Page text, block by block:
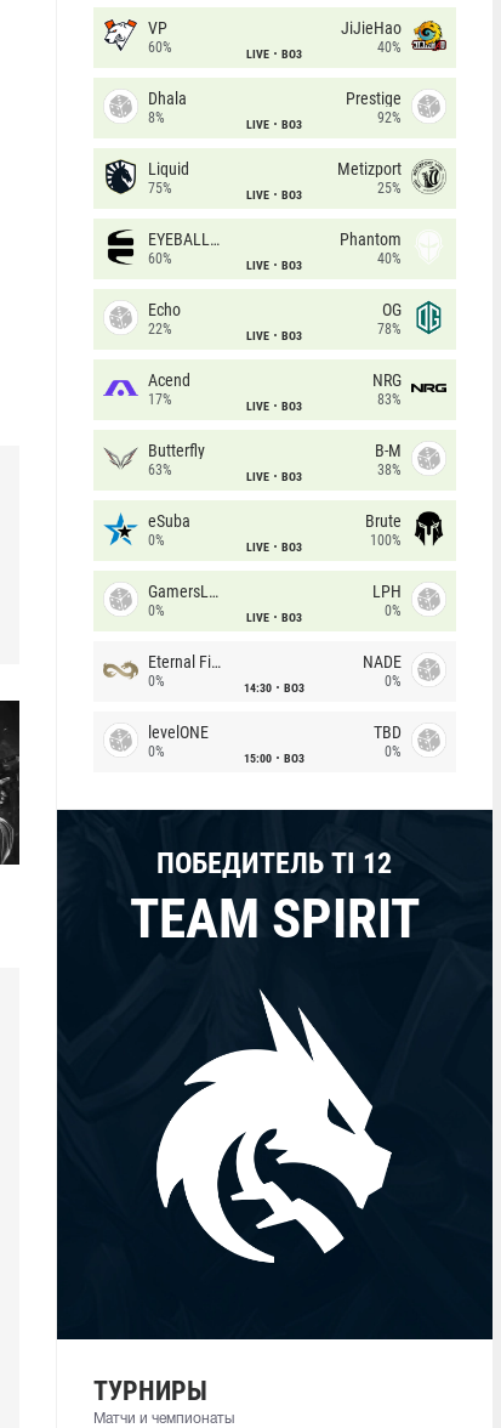
VP
60% LIVE BO3
JiJieHao
40%
Dhala
8% LIVE BO3
Prestige
92%
Liquid
75% LIVE BO3
Metizport
25%
EYEBALLERS
60% LIVE BO3
Phantom
40%
Echo
22% LIVE BO3
OG
78%
Acend
17% LIVE BO3
NRG
83%
Butterfly
63% LIVE BO3
B-M
38%
eSuba
0% LIVE BO3
Brute
100%
GamersLab
0% LIVE BO3
LPH
0%
Eternal Fire
0% 14:30 BO3
NADE
0%
levelONE
0% 15:00 BO3
TBD
0%
ПОБЕДИТЕЛЬ TI 12
TEAM SPIRIT
ТУРНИРЫ
Матчи и чемпионаты